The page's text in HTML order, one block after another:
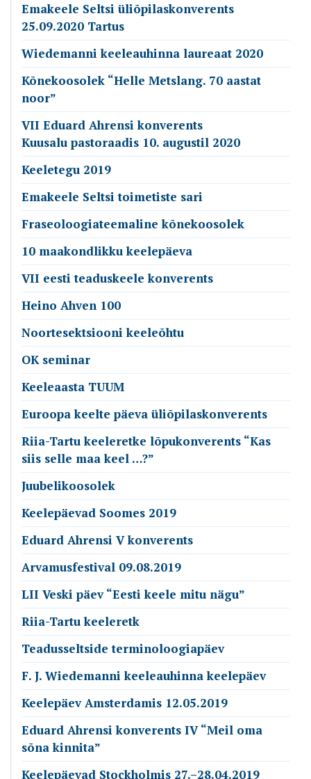
Emakeele Seltsi üliõpilaskonverents
25.09.2020 Tartus
Wiedemanni keeleauhinna laureaat 2020
Kõnekoosolek “Helle Metslang. 70 aastat
noor”
VII Eduard Ahrensi konverents
Kuusalu pastoraadis 10. augustil 2020
Keeletegu 2019
Emakeele Seltsi toimetiste sari
Fraseoloogiateemaline kõnekoosolek
10 maakondlikku keelepäeva
VII eesti teaduskeele konverents
Heino Ahven 100
Noortesektsiooni keeleõhtu
OK seminar
Keeleaasta TUUM
Euroopa keelte päeva üliõpilaskonverents
Riia-Tartu keeleretke lõpukonverents “Kas
siis selle maa keel …?”
Juubelikoosolek
Keelepäevad Soomes 2019
Eduard Ahrensi V konverents
Arvamusfestival 09.08.2019
LII Veski päev “Eesti keele mitu nägu”
Riia-Tartu keeleretk
Teadusseltside terminoloogiapäev
F. J. Wiedemanni keeleauhinna keelepäev
Keelepäev Amsterdamis 12.05.2019
Eduard Ahrensi konverents IV “Meil oma
sõna kinnita”
Keelepäevad Stockholmis 27.–28.04.2019